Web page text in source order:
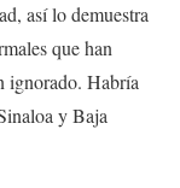
así lo demuestra
que han
ignorado. Habría
y Baja